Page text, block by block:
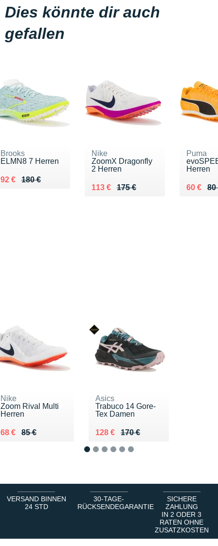
Dies könnte dir auch
gefallen
Brooks
ELMN8 7 Herren
180 €
Au lieu de 180 €
92 €
Vendu 92 €
Nike
ZoomX Dragonfly
2 Herren
175 €
Au lieu de 175 €
113 €
Vendu 113 €
Puma
Herren
80
Au lieu
60 €
Vendu
Nike
Zoom Rival Multi
Herren
85 €
Au lieu de 85 €
68 €
Vendu 68 €
Asics
Trabuco 14 Gore-
Tex Damen
170 €
Au lieu de 170 €
128 €
Vendu 128 €
VERSAND BINNEN
24 STD
30-TAGE-
RÜCKSENDEGARANTIE
SICHERE
ZAHLUNG
IN 2 ODER 3
RATEN OHNE
ZUSATZKOSTEN